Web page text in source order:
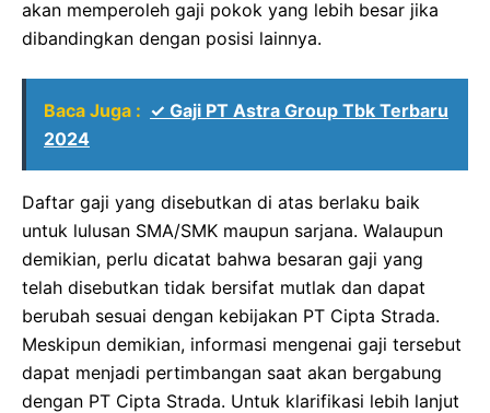
akan memperoleh gaji pokok yang lebih besar jika
dibandingkan dengan posisi lainnya.
Baca Juga : ✓ Gaji PT Astra Group Tbk Terbaru
2024
Daftar gaji yang disebutkan di atas berlaku baik
untuk lulusan SMA/SMK maupun sarjana. Walaupun
demikian, perlu dicatat bahwa besaran gaji yang
telah disebutkan tidak bersifat mutlak dan dapat
berubah sesuai dengan kebijakan PT Cipta Strada.
Meskipun demikian, informasi mengenai gaji tersebut
dapat menjadi pertimbangan saat akan bergabung
dengan PT Cipta Strada. Untuk klarifikasi lebih lanjut